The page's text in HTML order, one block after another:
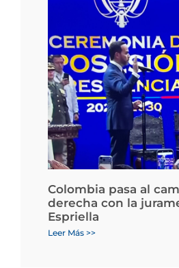
Colombia pasa al
derecha con la
Espriella
Leer Más >>